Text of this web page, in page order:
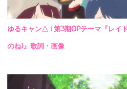
ゆるキャン△ | 第3期OPテーマ『レイ
のね)』歌詞・画像